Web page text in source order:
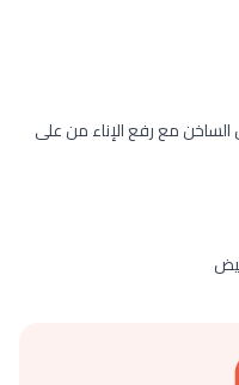
الساخن مع رفع الإناء من على